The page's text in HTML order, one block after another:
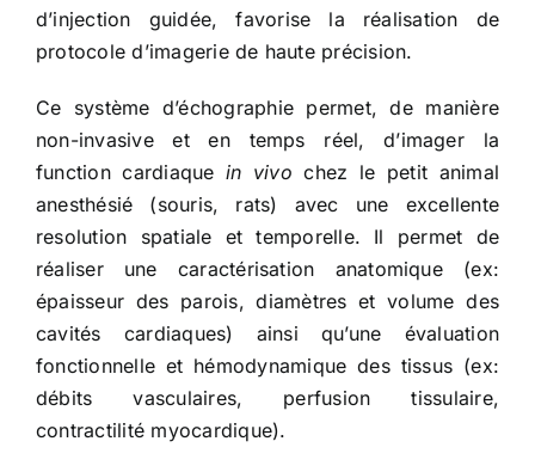
d’injection guidée, favorise la réalisation de
protocole d’imagerie de haute précision.
Ce système d’échographie permet, de manière
non-invasive et en temps réel, d’imager la
function cardiaquein vivochez le petit animal
anesthésié (souris, rats) avec une excellente
resolution spatiale et temporelle. Il permet de
réaliser une caractérisation anatomique (ex:
épaisseur des parois, diamètres et volume des
cavités cardiaques) ainsi qu’une évaluation
fonctionnelle et hémodynamique des tissus (ex:
débits vasculaires, perfusion tissulaire,
contractilité myocardique).